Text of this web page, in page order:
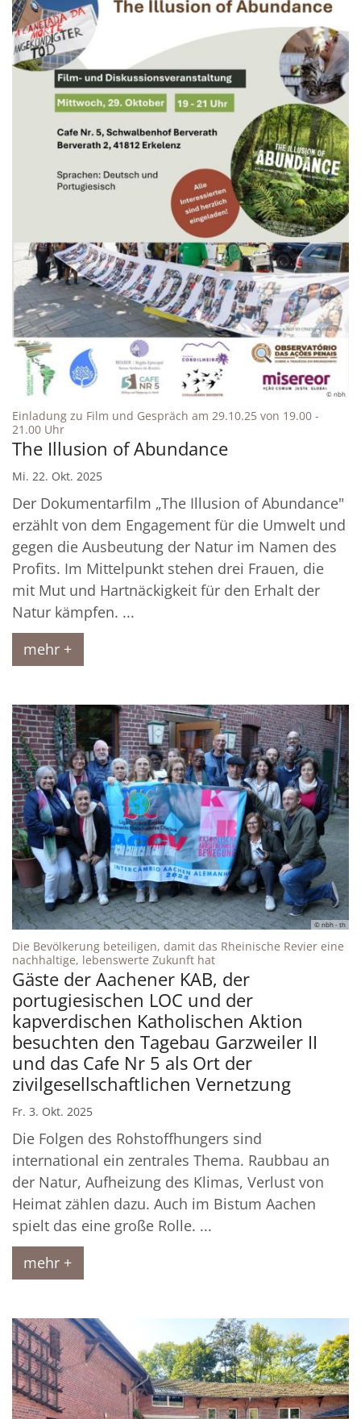
© nbh
Einladung zu Film und Gespräch am 29.10.25 von 19.00 -
21.00 Uhr:
The Illusion of Abundance
Mi. 22. Okt. 2025
Der Dokumentarfilm „The Illusion of Abundance"
erzählt von dem Engagement für die Umwelt und
gegen die Ausbeutung der Natur im Namen des
Profits. Im Mittelpunkt stehen drei Frauen, die
mit Mut und Hartnäckigkeit für den Erhalt der
Natur kämpfen. ...
mehr +
© nbh - th
Die Bevölkerung beteiligen, damit das Rheinische Revier eine
nachhaltige, lebenswerte Zukunft hat:
Gäste der Aachener KAB, der
portugiesischen LOC und der
kapverdischen Katholischen Aktion
besuchten den Tagebau Garzweiler II
und das Cafe Nr 5 als Ort der
zivilgesellschaftlichen Vernetzung
Fr. 3. Okt. 2025
Die Folgen des Rohstoffhungers sind
international ein zentrales Thema. Raubbau an
der Natur, Aufheizung des Klimas, Verlust von
Heimat zählen dazu. Auch im Bistum Aachen
spielt das eine große Rolle. ...
mehr +